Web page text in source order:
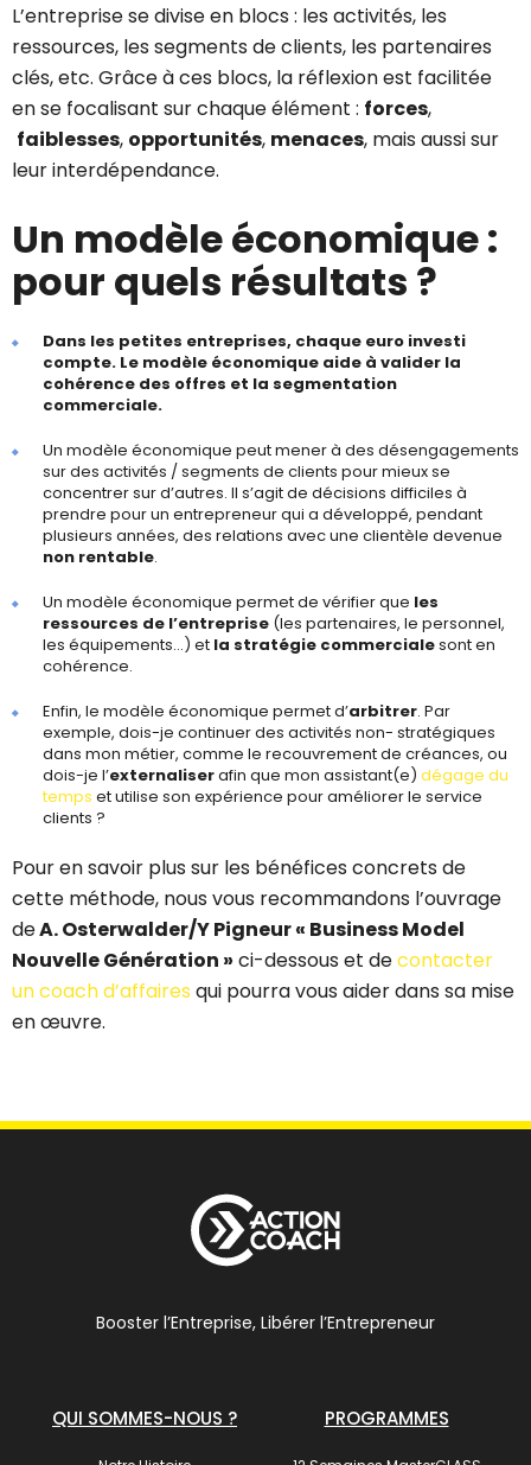
L’entreprise se divise en blocs : les activités, les
ressources, les segments de clients, les partenaires
clés, etc. Grâce à ces blocs, la réflexion est facilitée
en se focalisant sur chaque élément : forces,
faiblesses, opportunités, menaces, mais aussi sur
leur interdépendance.
Un modèle économique :
pour quels résultats ?
Dans les petites entreprises, chaque euro investi
compte. Le modèle économique aide à valider la
cohérence des offres et la segmentation
commerciale.
Un modèle économique peut mener à des désengagements
sur des activités / segments de clients pour mieux se
concentrer sur d’autres. Il s’agit de décisions difficiles à
prendre pour un entrepreneur qui a développé, pendant
plusieurs années, des relations avec une clientèle devenue
non rentable.
Un modèle économique permet de vérifier que les
ressources de l’entreprise (les partenaires, le personnel,
les équipements…) et la stratégie commercialesont en
cohérence.
Enfin, le modèle économique permet d’arbitrer. Par
exemple, dois-je continuer des activités non- stratégiques
dans mon métier, comme le recouvrement de créances, ou
dois-je l’externaliserafin que mon assistant(e) dégage du
temps et utilise son expérience pour améliorer le service
clients ?
Pour en savoir plus sur les bénéfices concrets de
cette méthode, nous vous recommandons l’ouvrage
deA. Osterwalder/Y Pigneur « Business Model
Nouvelle Génération » ci-dessous et decontacter
un coach d’affaires qui pourra vous aider dans sa mise
en œuvre.
Booster l’Entreprise, Libérer l’Entrepreneur
QUI SOMMES-NOUS ? PROGRAMMES